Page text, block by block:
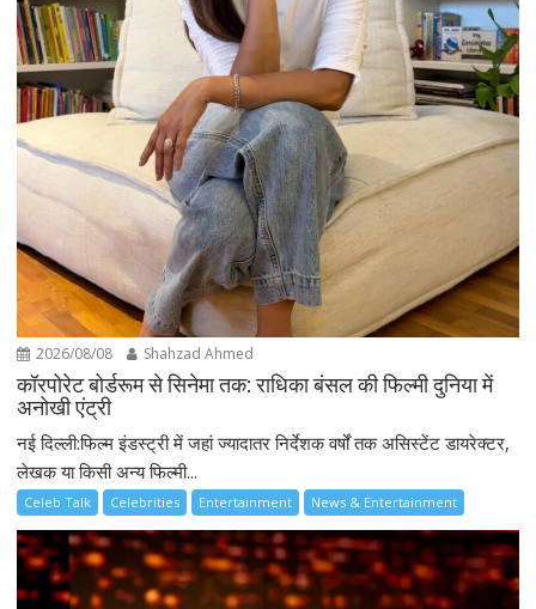
2026/08/08 Shahzad Ahmed
कॉरपोरेट बोर्डरूम से सिनेमा तक: राधिका बंसल की फिल्मी दुनिया में
अनोखी एंट्री
नई दिल्ली:फिल्म इंडस्ट्री में जहां ज्यादातर निर्देशक वर्षों तक असिस्टेंट डायरेक्टर,
लेखक या किसी अन्य फिल्मी...
Celeb Talk Celebrities Entertainment News & Entertainment